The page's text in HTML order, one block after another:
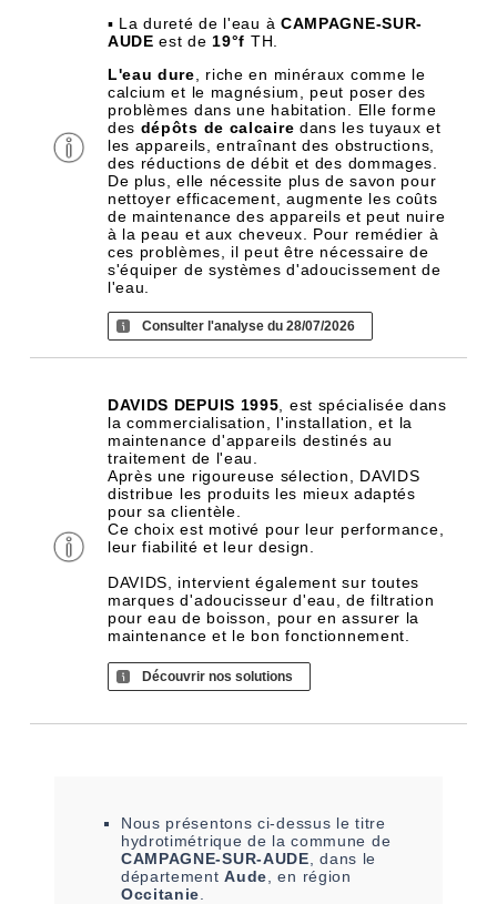
▪ La dureté de l'eau à CAMPAGNE-SUR-
AUDE est de 19°f TH.
L'eau dure , riche en minéraux comme le
calcium et le magnésium, peut poser des
problèmes dans une habitation. Elle forme
des dépôts de calcaire dans les tuyaux et
les appareils, entraînant des obstructions,
des réductions de débit et des dommages.
De plus, elle nécessite plus de savon pour
nettoyer efficacement, augmente les coûts
de maintenance des appareils et peut nuire
à la peau et aux cheveux. Pour remédier à
ces problèmes, il peut être nécessaire de
s'équiper de systèmes d'adoucissement de
l'eau.
Consulter l'analyse du 28/07/2026
DAVIDS DEPUIS 1995 , est spécialisée dans
la commercialisation, l'installation, et la
maintenance d'appareils destinés au
traitement de l'eau.
Après une rigoureuse sélection, DAVIDS
distribue les produits les mieux adaptés
pour sa clientèle.
Ce choix est motivé pour leur performance,
leur fiabilité et leur design.
DAVIDS, intervient également sur toutes
marques d'adoucisseur d'eau, de filtration
pour eau de boisson, pour en assurer la
maintenance et le bon fonctionnement.
Découvrir nos solutions
Nous présentons ci-dessus le titre
hydrotimétrique de la commune de
CAMPAGNE-SUR-AUDE , dans le
départementAude , en région
Occitanie